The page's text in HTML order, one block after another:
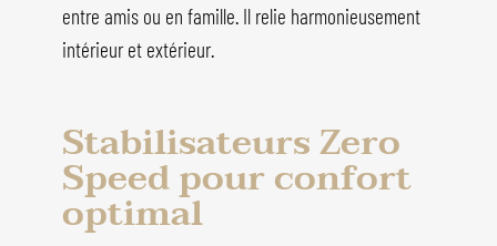
entre amis ou en famille. Il relie harmonieusement
intérieur et extérieur.
Stabilisateurs Zero
Speed pour confort
optimal